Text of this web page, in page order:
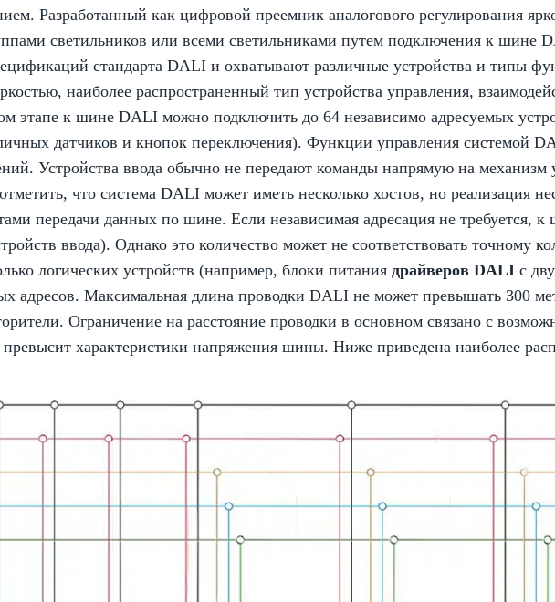
Разработанный как цифровой преемник аналогового регулирования
светильников или всеми светильниками путем подключения к
стандарта DALI и охватывают различные устройства и типы
наиболее распространенный тип устройства управления,
этапе к шине DALI можно подключить до 64 независимо адресуемых
датчиков и кнопок переключения). Функции управления системой
Устройства ввода обычно не передают команды напрямую на механизм
что система DALI может иметь несколько хостов, но реализация
передачи данных по шине. Если независимая адресация не
ввода). Однако это количество может не соответствовать точному
логических устройств (например, блоки питания драйверов DALI с
адресов. Максимальная длина проводки DALI не может превышать 300
Ограничение на расстояние проводки в основном связано с
характеристики напряжения шины. Ниже приведена наиболее